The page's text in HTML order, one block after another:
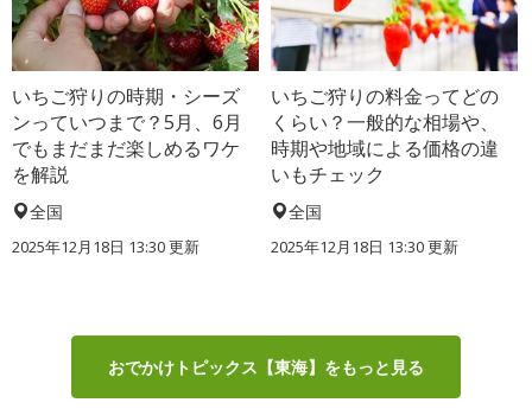
いちご狩りの時期・シーズ
ンっていつまで？5月、6月
でもまだまだ楽しめるワケ
を解説
全国
2025年12月18日 13:30 更新
いちご狩りの料金ってどの
くらい？一般的な相場や、
時期や地域による価格の違
いもチェック
全国
2025年12月18日 13:30 更新
おでかけトピックス【東海】をもっと見る